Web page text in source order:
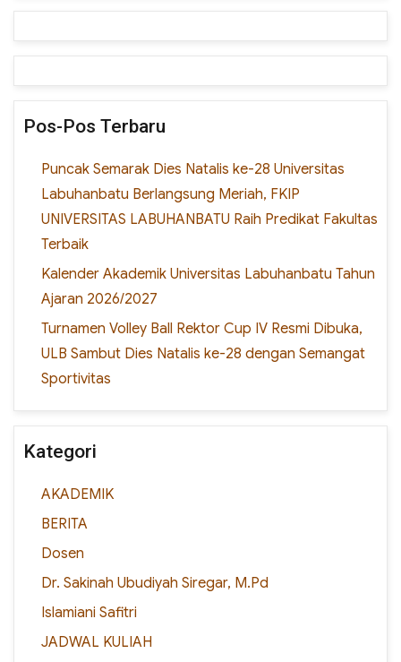
Pos-Pos Terbaru
Puncak Semarak Dies Natalis ke-28 Universitas
Labuhanbatu Berlangsung Meriah, FKIP
UNIVERSITAS LABUHANBATU Raih Predikat Fakultas
Terbaik
Kalender Akademik Universitas Labuhanbatu Tahun
Ajaran 2026/2027
Turnamen Volley Ball Rektor Cup IV Resmi Dibuka,
ULB Sambut Dies Natalis ke-28 dengan Semangat
Sportivitas
Kategori
AKADEMIK
BERITA
Dosen
Dr. Sakinah Ubudiyah Siregar, M.Pd
Islamiani Safitri
JADWAL KULIAH